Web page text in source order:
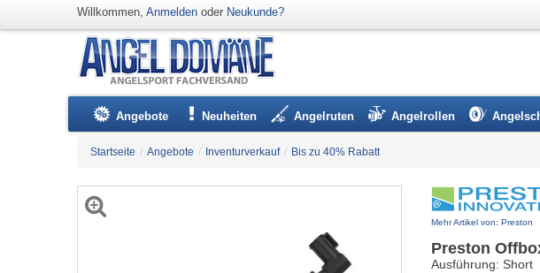
Willkommen, Anmelden oder Neukunde?
Angebote Neuheiten Angelruten Angelrollen
Startseite / Angebote / Inventurverkauf / Bis zu 40% Rabatt
Mehr Artikel von: Preston
Preston
Ausführung: Short